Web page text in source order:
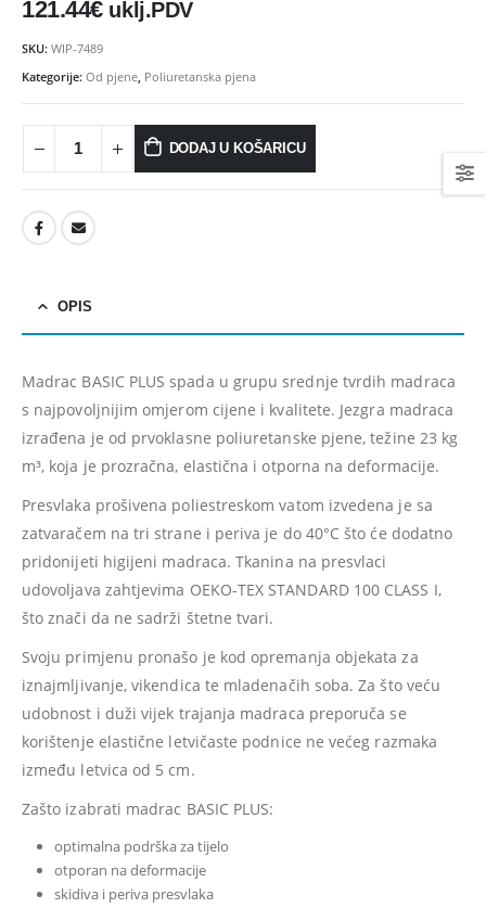
121.44€ uklj.PDV
SKU: WIP-7489
Kategorije: Od pjene Poliuretanska pjena
DODAJ U KOŠARICU
OPIS
Madrac BASIC PLUS spada u grupu srednje tvrdih madraca
s najpovoljnijim omjerom cijene i kvalitete. Jezgra madraca
izrađena je od prvoklasne poliuretanske pjene, težine 23 kg
m³, koja je prozračna, elastična i otporna na deformacije.
Presvlaka prošivena poliestreskom vatom izvedena je sa
zatvaračem na tri strane i periva je do 40°C što će dodatno
pridonijeti higijeni madraca. Tkanina na presvlaci
udovoljava zahtjevima OEKO-TEX STANDARD 100 CLASS I,
što znači da ne sadrži štetne tvari.
Svoju primjenu pronašo je kod opremanja objekata za
iznajmljivanje, vikendica te mladenačih soba. Za što veću
udobnost i duži vijek trajanja madraca preporuča se
korištenje elastične letvičaste podnice ne većeg razmaka
između letvica od 5 cm.
Zašto izabrati madrac BASIC PLUS:
optimalna podrška za tijelo
otporan na deformacije
skidiva i periva presvlaka
475.26 €
Madrac MISTER ELEGANCE 90x210
0out of 5
435.66€
392.09 € uklj.PDV
Najniža cijena u zadnjih 30
dana:
Ušteda : 43.57€
0out of 5
396.06
356.45€uklj.PDV
dana:
396.06€
Ušteda : 39.61€
Najniža cijena u zadnjih
dana:
356.45€uklj.PDV
dana:
396.06 €
Ušteda : 39.61€